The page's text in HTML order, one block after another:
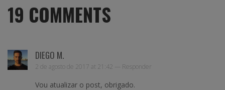
19 COMMENTS
DIEGO M.
2 de agosto de 2017 at 21:42 — Responder
Vou atualizar o post, obrigado.